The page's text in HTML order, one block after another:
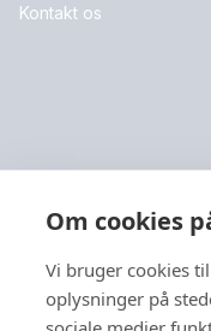
Om cookies
Vi bruger cookies
oplysninger på
Kontakt os
MESSER OG EVENT
DALO Industry Days